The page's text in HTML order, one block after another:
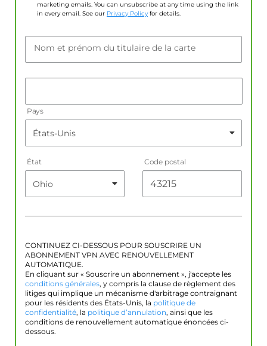
marketing emails. You can unsubscribe at any time using the link
in every email. See our Privacy Policy for details.
Nom et prénom du titulaire de la carte
Pays
État Code postal
CONTINUEZ CI-DESSOUS POUR SOUSCRIRE UN
ABONNEMENT VPN AVEC RENOUVELLEMENT
AUTOMATIQUE.
En cliquant sur « Souscrire un abonnement », j'accepte les
conditions générales, y compris la clause de règlement des
litiges qui implique un mécanisme d'arbitrage contraignant
pour les résidents des États-Unis, la politique de
confidentialité, la politique d’annulation, ainsi que les
conditions de renouvellement automatique énoncées ci-
dessous.